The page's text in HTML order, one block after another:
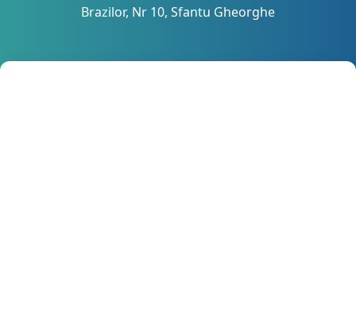
Brazilor, Nr 10, Sfantu Gheorghe